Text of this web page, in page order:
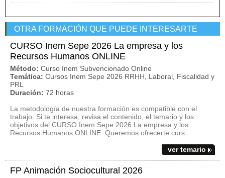
OTRA FORMACIÓN QUE PUEDE INTERESARTE
CURSO Inem Sepe 2026 La empresa y los
Recursos Humanos ONLINE
Método: Curso Inem Subvencionado Online
Temática: Cursos Inem Sepe 2026 RRHH, Laboral, Fiscalidad y
PRL
Duración: 72 horas
La metodología de nuestra formación es compatible con el
trabajo. Si te interesa, revisa el contenido, el temario y los
objetivos del CURSO Inem Sepe 2026 La empresa y los
Recursos Humanos ONLINE. Queremos ofrecerte curs...
ver temario
FP Animación Sociocultural 2026